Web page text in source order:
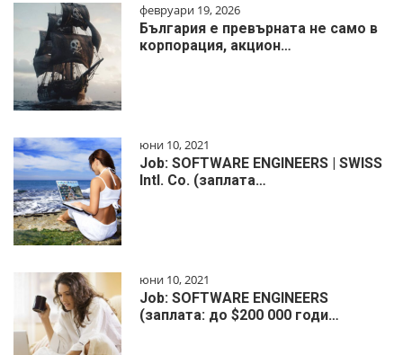
февруари 19, 2026
България е превърната не само в
корпорация, акцион…
юни 10, 2021
Job: SOFTWARE ENGINEERS | SWISS
Intl. Co. (заплата…
юни 10, 2021
Job: SOFTWARE ENGINEERS
(заплата: до $200 000 годи…